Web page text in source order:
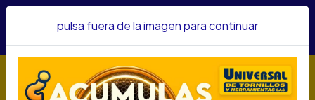
confianza&nbsp;Recibe un KIT PARRILLERO por compras
pulsa fuera de la imagen para continuar